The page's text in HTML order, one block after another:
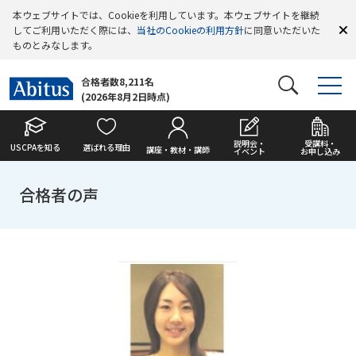
本ウェブサイトでは、Cookieを利用しています。本ウェブサイトを継続
してご利用いただく際には、 当社のCookieの利用方針に同意いただいた
ものとみなします。
合格者数8,211名
(2026年8月2日時点)
USCPAを知る 選ばれる理由 講座・教材・講師
説明会・
イベント
受講料・
お申し込み
合格者の声